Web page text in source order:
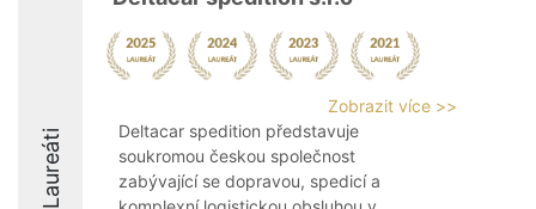
Laureáti
Zobrazit více >>
Deltacar spedition představuje
soukromou českou společnost
zabývající se dopravou, spedicí a